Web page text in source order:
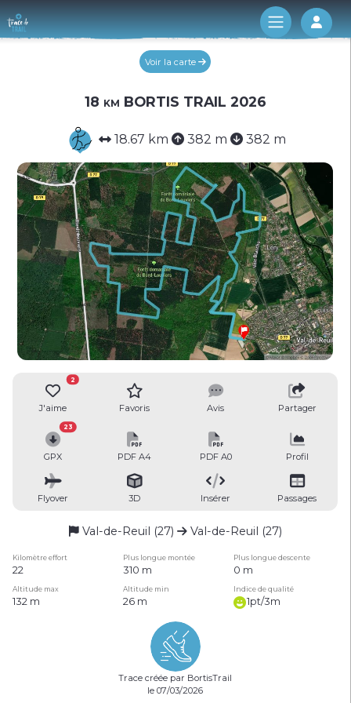
Log
Voir la carte
18 km BORTIS TRAIL 2026
18.67 km 382 m 382 m
J'aime
2
Favoris Avis Partager
GPX
23
PDF A4 PDF A0 Profil
Flyover 3D Insérer Passages
Val-de-Reuil (27) Val-de-Reuil (27)
Kilomètre effort Plus longue montée Plus longue descente
22 310 m 0 m
Altitude max Altitude min Indice de qualité
132 m 26 m 1pt/3m
Trace créée par BortisTrail
le 07/03/2026